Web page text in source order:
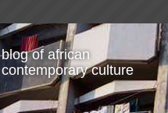
blog of african
contemporary culture